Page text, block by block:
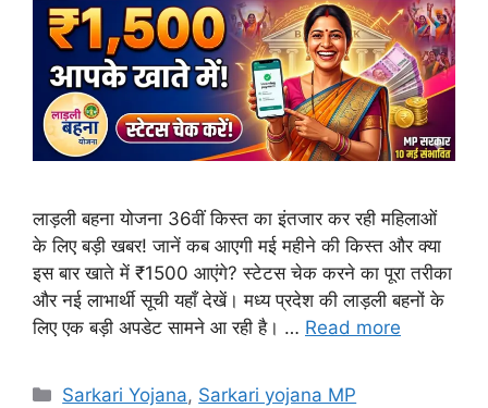
लाड़ली बहना योजना 36वीं किस्त का इंतजार कर रही महिलाओं
के लिए बड़ी खबर! जानें कब आएगी मई महीने की किस्त और क्या
इस बार खाते में ₹1500 आएंगे? स्टेटस चेक करने का पूरा तरीका
और नई लाभार्थी सूची यहाँ देखें। मध्य प्रदेश की लाड़ली बहनों के
लिए एक बड़ी अपडेट सामने आ रही है। … Read more
Categories
Sarkari Yojana, Sarkari yojana MP